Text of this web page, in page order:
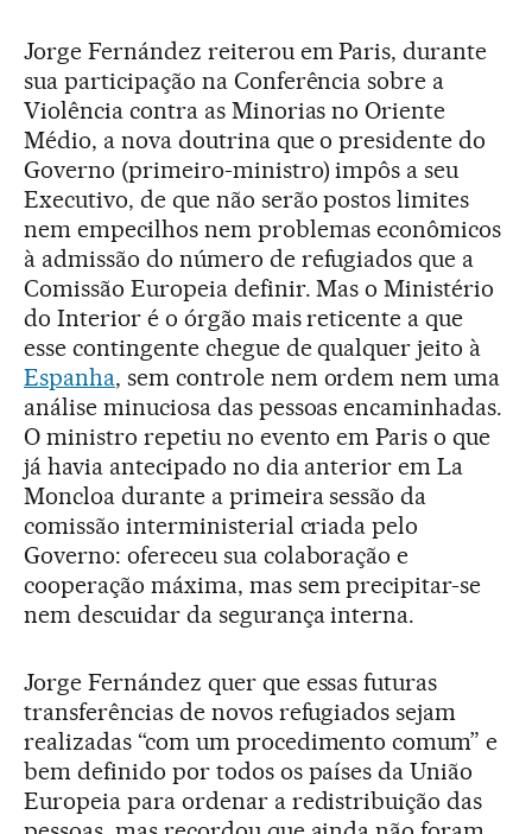
Jorge Fernández reiterou em Paris, durante
sua participação na Conferência sobre a
Violência contra as Minorias no Oriente
Médio, a nova doutrina que o presidente do
Governo (primeiro-ministro) impôs a seu
Executivo, de que não serão postos limites
nem empecilhos nem problemas econômicos
à admissão do número de refugiados que a
Comissão Europeia definir. Mas o Ministério
do Interior é o órgão mais reticente a que
esse contingente chegue de qualquer jeito à
Espanha, sem controle nem ordem nem uma
análise minuciosa das pessoas encaminhadas.
O ministro repetiu no evento em Paris o que
já havia antecipado no dia anterior em La
Moncloa durante a primeira sessão da
comissão interministerial criada pelo
Governo: ofereceu sua colaboração e
cooperação máxima, mas sem precipitar-se
nem descuidar da segurança interna.
Jorge Fernández quer que essas futuras
transferências de novos refugiados sejam
realizadas “com um procedimento comum” e
bem definido por todos os países da União
Europeia para ordenar a redistribuição das